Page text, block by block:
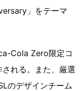
」をテーマ
Cola Zero限定コ
れる。また、厳選
のデザインチーム